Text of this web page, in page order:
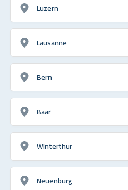
Luzern
Lausanne
Bern
Baar
Winterthur
Neuenburg